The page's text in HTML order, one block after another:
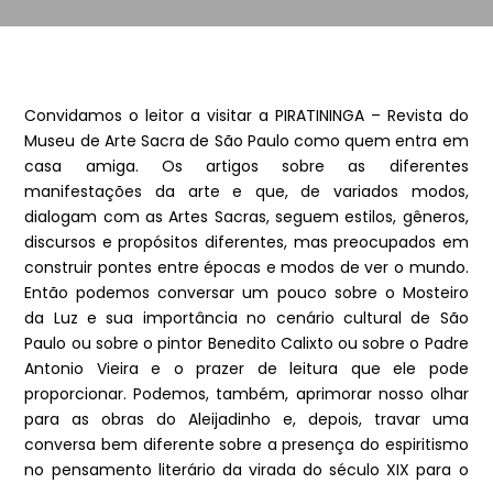
Convidamos o leitor a visitar a PIRATININGA – Revista do
Museu de Arte Sacra de São Paulo como quem entra em
casa amiga. Os artigos sobre as diferentes
manifestações da arte e que, de variados modos,
dialogam com as Artes Sacras, seguem estilos, gêneros,
discursos e propósitos diferentes, mas preocupados em
construir pontes entre épocas e modos de ver o mundo.
Então podemos conversar um pouco sobre o Mosteiro
da Luz e sua importância no cenário cultural de São
Paulo ou sobre o pintor Benedito Calixto ou sobre o Padre
Antonio Vieira e o prazer de leitura que ele pode
proporcionar. Podemos, também, aprimorar nosso olhar
para as obras do Aleijadinho e, depois, travar uma
conversa bem diferente sobre a presença do espiritismo
no pensamento literário da virada do século XIX para o